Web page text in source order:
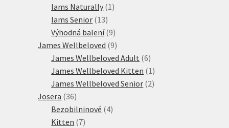
Iams Naturally 11
Iams Senior 1313
produktů
Výhodná balení 99
produktů
James Wellbeloved 99
produktů
James Wellbeloved Adult 66
produktů
James Wellbeloved Kitten 11
produkt
James Wellbeloved Senior 22
Josera 3636
produktů
Bezobilninové 44
Kitten 77